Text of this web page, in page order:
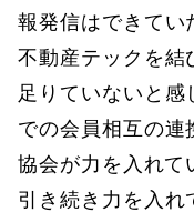
報発信はできてい
不動産テックを結
足りていないと感
での会員相互の連
協会が力を入れて
引き続き力を入れ